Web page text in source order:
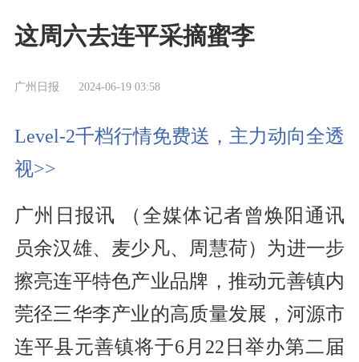
这周六去连平采摘蜜李
广州日报 2024-06-19 03:58
Level-2千档行情免费送，主力动向全透
视>>
广州日报讯 （全媒体记者曾焕阳通讯
员余汉雄、麦少凡、周慧荷）为进一步
擦亮连平特色产业品牌，推动元善镇内
莞径三华李产业的高质量发展，河源市
连平县元善镇将于6月22日举办第二届